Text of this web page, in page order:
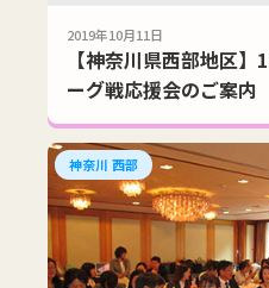
2019年10月11日
【神奈川県西部地区
ーグ戦応援会のご案内
神奈川 西部